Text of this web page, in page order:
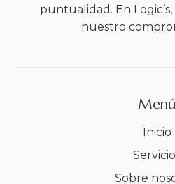
puntualidad. En
nuestro
Menú
Inicio
Sobre